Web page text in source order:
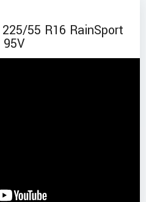
225/55 R16 RainSport
95V